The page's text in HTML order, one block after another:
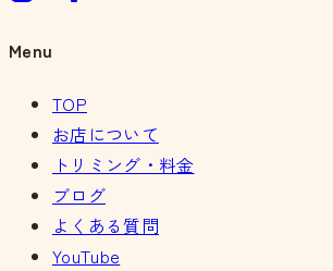
Menu
TOP
お店について
トリミング・料金
ブログ
よくある質問
YouTube